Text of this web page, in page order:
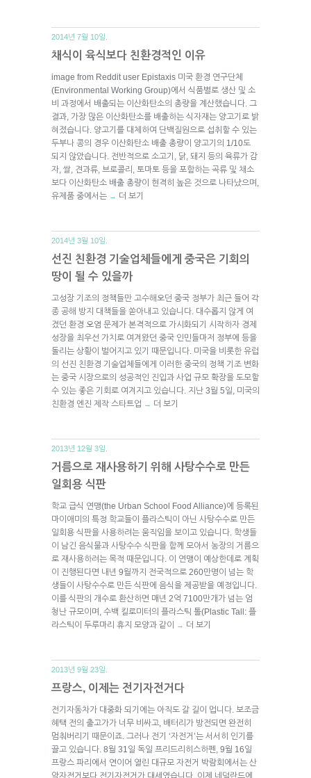
2014년 7월 10일.
채식이 육식보다 친환경적인 이유
image from Reddit user Epistaxis 미국 환경 연구단체
(Environmental Working Group)에서 식품별로 생산 및 소
비 과정에서 배출되는 이산화탄소의 총량을 계산했습니다. 그
결과, 가장 많은 이산화탄소를 배출하는 식자재는 양고기로 밝
혀졌습니다. 양고기를 대체하여 단백질원으로 섭취할 수 있는
두부나 콩의 경우 이산화탄소 배출 총량이 양고기의 1/10도
되지 않았습니다. 전반적으로 소고기, 닭, 돼지 등의 육류가 감
자, 쌀, 견과류, 브로콜리, 토마토 등을 포함하는 곡류 및 채소
보다 이산화탄소 배출 총량이 현격히 높은 것으로 나타났으며,
유제품 중에서는 → 더 보기
2014년 3월 10일.
선진 친환경 기술업체들에게 중국은 기회의
땅이 될 수 있을까
고성장 기조의 정책들만 고수해오던 중국 정부가 최근 들어 각
종 공해 방지 대책들을 쏟아내고 있습니다. 대수롭지 않게 여
겼던 환경 오염 문제가 본격적으로 가시화되기 시작하자 경제
성장을 최우선 가치로 여겨왔던 중국 인민들마저 정부에 등을
돌리는 상황이 벌어지고 있기 때문입니다. 미국을 비롯한 유럽
의 선진 친환경 기술업체들에게 이러한 중국의 정책 기조 변화
는 중국 시장으로의 성공적인 진입과 사업 규모 확장을 도모할
수 있는 좋은 기회로 여겨지고 있습니다. 지난 3월 5일, 미국의
친환경 엔진 제작 스타트업 → 더 보기
2013년 12월 3일.
거름으로 재사용하기 위해 사탕수수로 만든
일회용 식판
학교 급식 연맹(the Urban School Food Alliance)에 등록된
마이애미의 특정 학교들이 플라스틱이 아닌 사탕수수로 만든
일회용 식판을 사용하려는 움직임을 보이고 있습니다. 학생들
이 남긴 음식물과 사탕수수 식판을 함께 모아서 농장의 거름으
로 재사용하려는 목적 때문입니다. 이 연맹이 예상한데로 계획
이 진행된다면 내년 9월까지 전국적으로 260만명이 넘는 학
생들이 사탕수수로 만든 식판에 음식을 제공받을 예정입니다.
이를 식판의 개수로 환산하면 매년 2억 7100만개가 넘는 엄
청난 규모이며, 수백 킬로미터의 플라스틱 톨(Plastic Tall: 플
라스틱이 두루마리 휴지 모양과 같이
→ 더 보기
2013년 9월 23일.
프랑스, 이제는 전기자전거다
전기자동차가 대중화 되기에는 아직도 갈 길이 멉니다. 보조금
혜택 전의 출고가가 너무 비싸고, 배터리가 방전되면 완전히
멈춰버리기 때문이죠. 그러나 전기 ‘자전거’는 서서히 인기를
끌고 있습니다. 8월 31일 독일 프리드리히스하펜, 9월 16일
프랑스 파리에서 연이어 열린 대규모 자전거 박람회에서는 산
악자전거보다 전기자전거가 대세였습니다. 이제 네덜란드에